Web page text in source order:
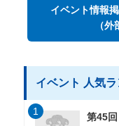
イベント情報
（外
イベント 人気
第45
1